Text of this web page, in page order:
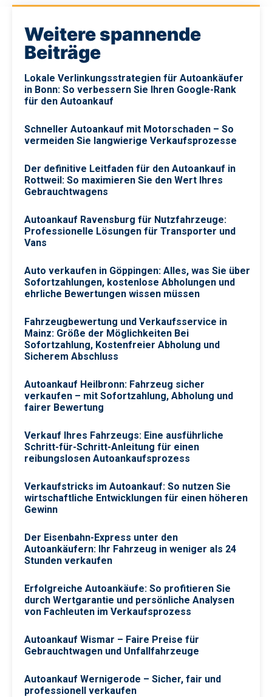
Weitere spannende
Beiträge
Lokale Verlinkungsstrategien für Autoankäufer
in Bonn: So verbessern Sie Ihren Google-Rank
für den Autoankauf
Schneller Autoankauf mit Motorschaden – So
vermeiden Sie langwierige Verkaufsprozesse
Der definitive Leitfaden für den Autoankauf in
Rottweil: So maximieren Sie den Wert Ihres
Gebrauchtwagens
Autoankauf Ravensburg für Nutzfahrzeuge:
Professionelle Lösungen für Transporter und
Vans
Auto verkaufen in Göppingen: Alles, was Sie über
Sofortzahlungen, kostenlose Abholungen und
ehrliche Bewertungen wissen müssen
Fahrzeugbewertung und Verkaufsservice in
Mainz: Größe der Möglichkeiten Bei
Sofortzahlung, Kostenfreier Abholung und
Sicherem Abschluss
Autoankauf Heilbronn: Fahrzeug sicher
verkaufen – mit Sofortzahlung, Abholung und
fairer Bewertung
Verkauf Ihres Fahrzeugs: Eine ausführliche
Schritt-für-Schritt-Anleitung für einen
reibungslosen Autoankaufsprozess
Verkaufstricks im Autoankauf: So nutzen Sie
wirtschaftliche Entwicklungen für einen höheren
Gewinn
Der Eisenbahn-Express unter den
Autoankäufern: Ihr Fahrzeug in weniger als 24
Stunden verkaufen
Erfolgreiche Autoankäufe: So profitieren Sie
durch Wertgarantie und persönliche Analysen
von Fachleuten im Verkaufsprozess
Autoankauf Wismar – Faire Preise für
Gebrauchtwagen und Unfallfahrzeuge
Autoankauf Wernigerode – Sicher, fair und
professionell verkaufen